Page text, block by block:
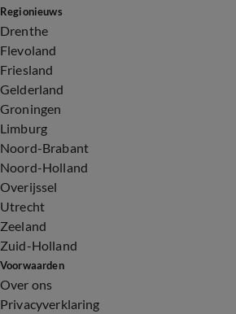
Regionieuws
Drenthe
Flevoland
Friesland
Gelderland
Groningen
Limburg
Noord-Brabant
Noord-Holland
Overijssel
Utrecht
Zeeland
Zuid-Holland
Voorwaarden
Over ons
Privacyverklaring